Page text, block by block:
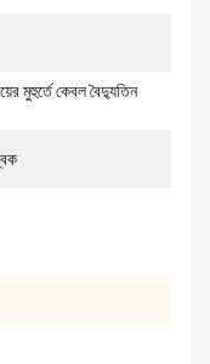
মুহুর্তে কেবল বৈদ্যুতিন